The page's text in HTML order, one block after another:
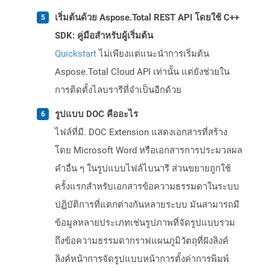
เริ่มต้นด้วย Aspose.Total REST API โดยใช้ C++
SDK: คู่มือสำหรับผู้เริ่มต้น
Quickstartไม่เพียงแต่แนะนำการเริ่มต้น
Aspose.Total Cloud API เท่านั้น แต่ยังช่วยใน
การติดตั้งไลบรารีที่จำเป็นอีกด้วย
รูปแบบ DOC คืออะไร
ไฟล์ที่มี. DOC Extension แสดงเอกสารที่สร้าง
โดย Microsoft Word หรือเอกสารการประมวลผล
คำอื่น ๆ ในรูปแบบไฟล์ไบนารี ส่วนขยายถูกใช้
ครั้งแรกสำหรับเอกสารข้อความธรรมดาในระบบ
ปฏิบัติการที่แตกต่างกันหลายระบบ มันสามารถมี
ข้อมูลหลายประเภทเช่นรูปภาพที่จัดรูปแบบรวม
ถึงข้อความธรรมดากราฟแผนภูมิวัตถุที่ฝังลิงค์
ลิงค์หน้าการจัดรูปแบบหน้าการตั้งค่าการพิมพ์